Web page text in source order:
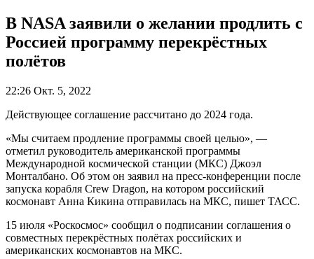
В NASA заявили о желании продлить с
Россией программу перекрёстных
полётов
22:26 Окт. 5, 2022
Действующее соглашение рассчитано до 2024 года.
«Мы считаем продление программы своей целью», —
отметил руководитель американской программы
Международной космической станции (МКС) Джоэл
Монталбано. Об этом он заявил на пресс-конференции после
запуска корабля Crew Dragon, на котором российский
космонавт Анна Кикина отправилась на МКС, пишет ТАСС.
15 июля «Роскосмос» сообщил о подписании соглашения о
совместных перекрёстных полётах российских и
американских космонавтов на МКС.